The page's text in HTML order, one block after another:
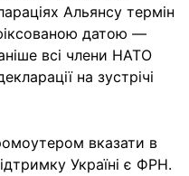
Альянсу термін
датою —
всі члени НАТО
на зустрічі
вказати в
Україні є ФРН.